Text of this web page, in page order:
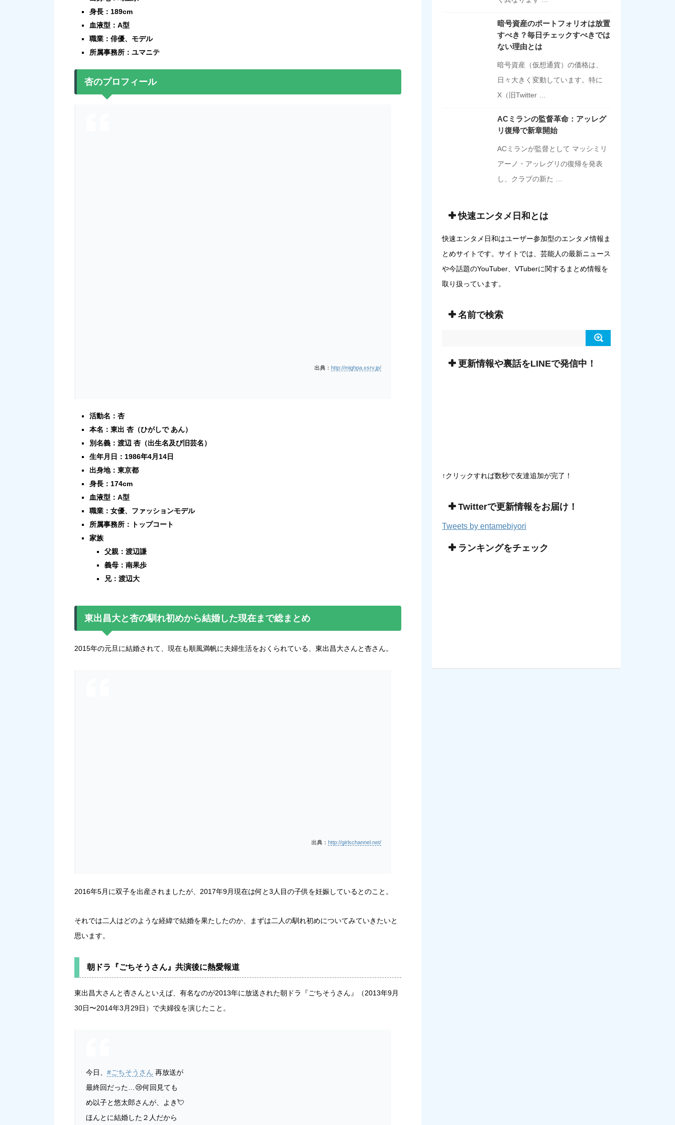
身長：189cm
血液型：A型
職業：俳優、モデル
所属事務所：ユマニテ
杏のプロフィール
出典： http://mighpa.xsrv.jp/
活動名：杏
本名：東出 杏（ひがしで あん）
別名義：渡辺 杏（出生名及び旧芸名）
生年月日：1986年4月14日
出身地：東京都
身長：174cm
血液型：A型
職業：女優、ファッションモデル
所属事務所：トップコート
家族
父親：渡辺謙
義母：南果歩
兄：渡辺大
東出昌大と杏の馴れ初めから結婚した現在まで総まとめ
2015年の元旦に結婚されて、現在も順風満帆に夫婦生活をおくられている、東出昌大さんと杏さん。
出典： http://girlschannel.net/
2016年5月に双子を出産されましたが、2017年9月現在は何と3人目の子供を妊娠しているとのこと。
それでは二人はどのような経緯で結婚を果たしたのか、まずは二人の馴れ初めについてみていきたいと
思います。
朝ドラ『ごちそうさん』共演後に熱愛報道
東出昌大さんと杏さんといえば、有名なのが2013年に放送された朝ドラ『ごちそうさん』（2013年9月
30日〜2014年3月29日）で夫婦役を演じたこと。
今日、 #ごちそうさん 再放送が
最終回だった…😢何回見ても
め以子と悠太郎さんが、よき💘
ほんとに結婚した２人だから
暗号資産のポートフォリオは放置
すべき？毎日チェックすべきでは
ない理由とは
暗号資産（仮想通貨）の価格は、
日々大きく変動しています。特に
X（旧Twitter …
ACミランの監督革命：アッレグ
リ復帰で新章開始
ACミランが監督として マッシミリ
アーノ・アッレグリの復帰を発表
し、クラブの新た …
快速エンタメ日和とは
快速エンタメ日和はユーザー参加型のエンタメ情報ま
とめサイトです。サイトでは、芸能人の最新ニュース
や今話題のYouTuber、VTuberに関するまとめ情報を
取り扱っています。
名前で検索
更新情報や裏話をLINEで発信中！
↑クリックすれば数秒で友達追加が完了！
Twitterで更新情報をお届け！
Tweets by entamebiyori
ランキングをチェック